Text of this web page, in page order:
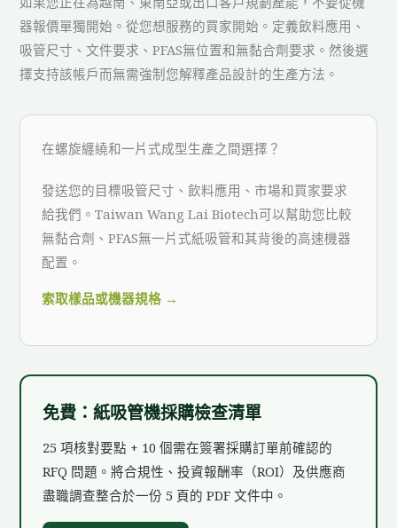
器報價單獨開始。從您想服務的買家開始。定義飲料應用、
吸管尺寸、文件要求、PFAS無位置和無黏合劑要求。然後選
擇支持該帳戶而無需強制您解釋產品設計的生產方法。
在螺旋纏繞和一片式成型生產之間選擇？
發送您的目標吸管尺寸、飲料應用、市場和買家要求
給我們。Taiwan Wang Lai Biotech可以幫助您比較
無黏合劑、PFAS無一片式紙吸管和其背後的高速機器
配置。
索取樣品或機器規格 →
免費：紙吸管機採購檢查清單
25 項核對要點 + 10 個需在簽署採購訂單前確認的
RFQ 問題。將合規性、投資報酬率（ROI）及供應商
盡職調查整合於一份 5 頁的 PDF 文件中。